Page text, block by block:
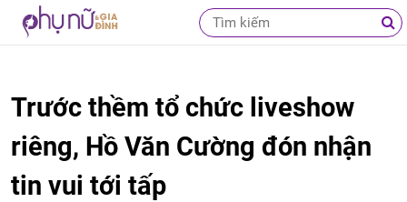
Trước thềm tổ chức liveshow
riêng, Hồ Văn Cường đón nhận
tin vui tới tấp